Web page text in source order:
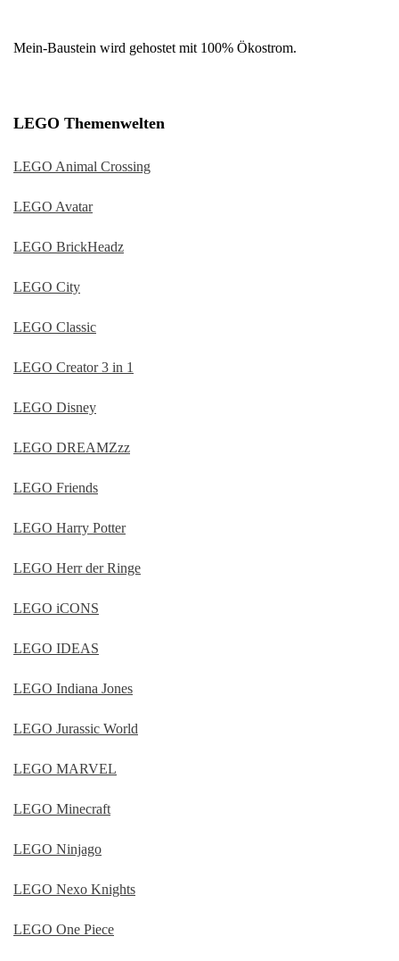
Mein-Baustein wird gehostet mit 100% Ökostrom.
LEGO Themenwelten
LEGO Animal Crossing
LEGO Avatar
LEGO BrickHeadz
LEGO City
LEGO Classic
LEGO Creator 3 in 1
LEGO Disney
LEGO DREAMZzz
LEGO Friends
LEGO Harry Potter
LEGO Herr der Ringe
LEGO iCONS
LEGO IDEAS
LEGO Indiana Jones
LEGO Jurassic World
LEGO MARVEL
LEGO Minecraft
LEGO Ninjago
LEGO Nexo Knights
LEGO One Piece